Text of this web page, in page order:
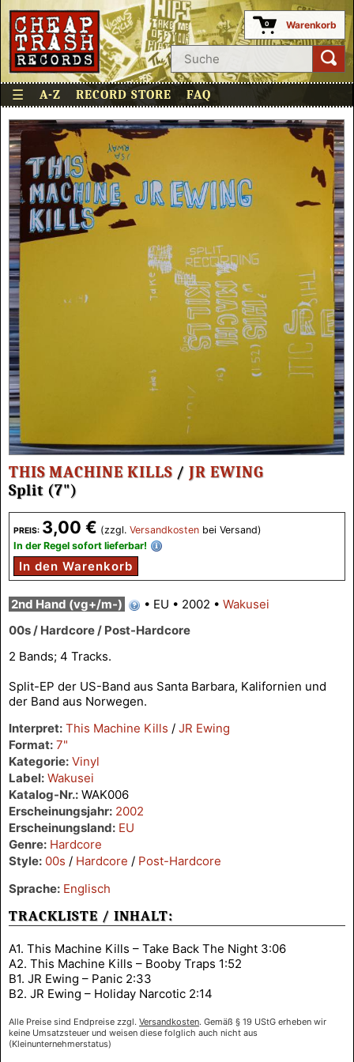
0 Warenkorb
☰ A-Z RECORD STORE FAQ
PREIS: 3,00 € (zzgl. Versandkosten bei Versand)
In der Regel sofort lieferbar!
In den Warenkorb
THIS MACHINE KILLS / JR EWING
Split (7")
2nd Hand (vg+/m-) • EU • 2002 • Wakusei
00s / Hardcore / Post-Hardcore
2 Bands; 4 Tracks.
Split-EP der US-Band aus Santa Barbara, Kalifornien und
der Band aus Norwegen.
Interpret: This Machine Kills / JR Ewing
Format: 7"
Kategorie: Vinyl
Label: Wakusei
Katalog-Nr.: WAK006
Erscheinungsjahr: 2002
Erscheinungsland: EU
Genre: Hardcore
Style: 00s / Hardcore / Post-Hardcore
Sprache: Englisch
TRACKLISTE / INHALT:
A1. This Machine Kills – Take Back The Night 3:06
A2. This Machine Kills – Booby Traps 1:52
B1. JR Ewing – Panic 2:33
B2. JR Ewing – Holiday Narcotic 2:14
Alle Preise sind Endpreise zzgl. Versandkosten. Gemäß § 19 UStG erheben wir
keine Umsatzsteuer und weisen diese folglich auch nicht aus
(Kleinunternehmerstatus)